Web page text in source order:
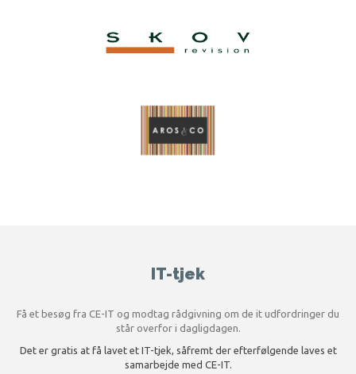
IT-tjek
Få et besøg fra CE-IT og modtag rådgivning om de it udfordringer du
står overfor i dagligdagen.
Det er gratis at få lavet et IT-tjek, såfremt der efterfølgende laves et
samarbejde med CE-IT.